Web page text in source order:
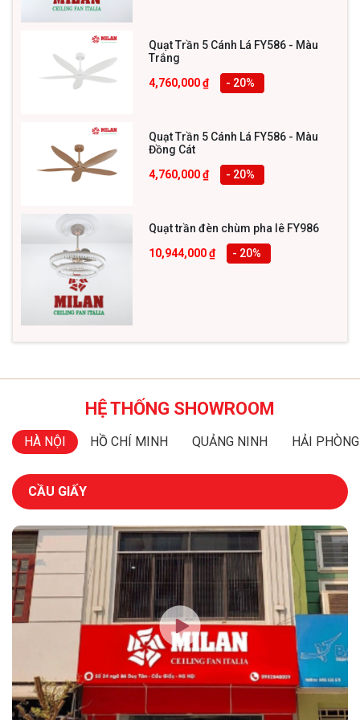
Quạt Trần 5 Cánh Lá FY586 - Màu
Trắng
4,760,000₫ - 20%
Quạt Trần 5 Cánh Lá FY586 - Màu
Đồng Cát
4,760,000₫ - 20%
Quạt trần đèn chùm pha lê FY986
10,944,000₫ - 20%
Phân loại đèn theo chất liệu cấu tạo
đèn tường nhập khẩu?
Đèn tường nhập khẩu mang đến sự đa dạng về kiểu
dáng, mẫu mã và chất liệu. Việc lựa chọn chất liệu phù
gian nội thất của bạn. Dưới đây là một số loại đèn treo
tường nhập khẩu phổ biến theo chất liệu cấu tạo.
khẩu Italia
Đèn gắn tường đồng mạ vàng 24k nhập khẩu từ Italia
phù hợp cho những ai yêu thích vẻ đẹp sang trọng và
đẳng cấp. Chất liệu đồng nguyên chất được mạ một lớp
vàng 24k đặc biệt, tạo nên vẻ ngoài lấp lánh và quý phái.
như hoa văn, đường uốn lượn và các họa tiết điêu khắc
Chúng mang đến sự ấm áp và vẻ đẹp vượt thời gian cho
không gian sống, sự kết hợp giữa chất liệu quý cùng
nghệ thuật điêu khắc tinh xảo tạo nên những chiếc đèn
tường đẳng cấp, mang dấu ấn của nền nghệ thuật Italia
lâu đời.
2. Đèn tường pha lê cao cấp
Đèn tường pha lê cao cấp là biểu tượng của sự sang
trọng và lộng lẫy. Chúng được chế tác từ những viên
pha lê trong suốt và sáng bóng, với những chi tiết cắt
giác tinh xảo. Ánh sáng phản chiếu qua các viên pha lê
sẽ tạo ra những tia sáng lấp lánh, lung linh, mang đến vẻ
HỆ THỐNG SHOWROOM
HÀ NỘI HỒ CHÍ MINH QUẢNG NINH HẢI PHÒNG
CẦU GIẤY